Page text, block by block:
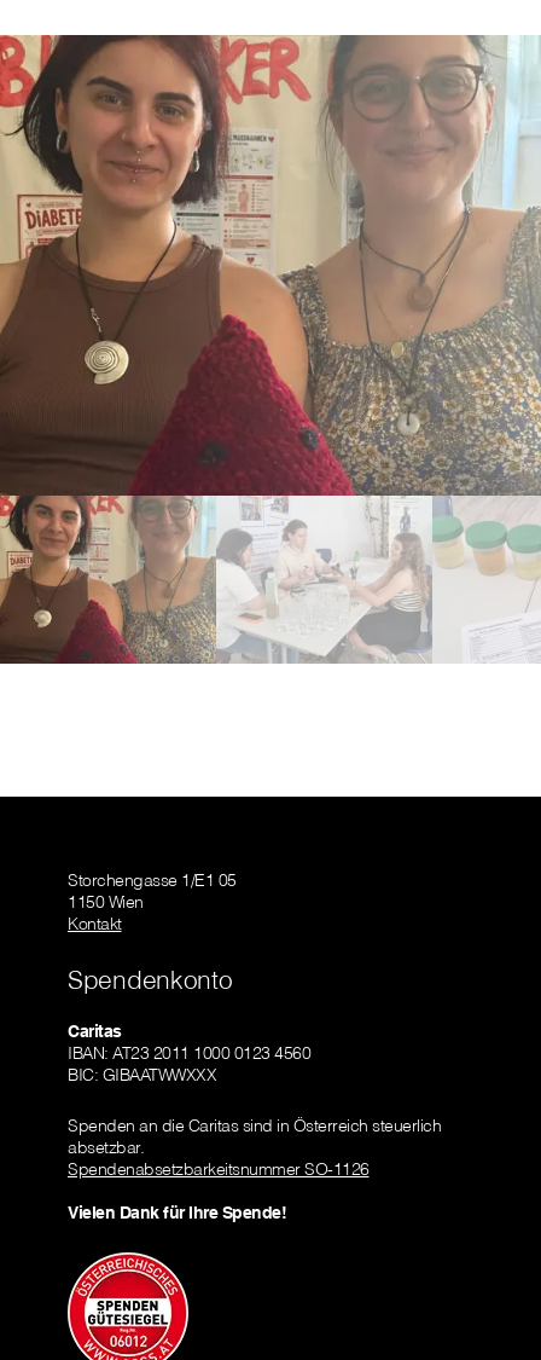
Storchengasse 1/E1 05
1150 Wien
Kontakt
Spendenkonto
Caritas
IBAN: AT23 2011 1000 0123 4560
BIC: GIBAATWWXXX
Spenden an die Caritas sind in Österreich steuerlich
absetzbar.
Spendenabsetzbarkeitsnummer SO-1126
Vielen Dank für Ihre Spende!